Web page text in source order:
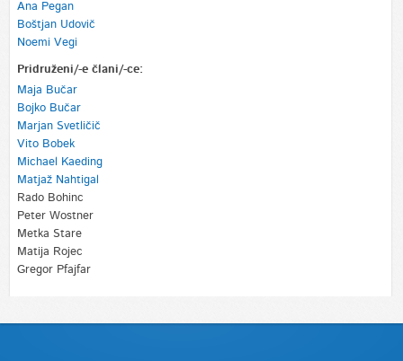
Ana Pegan
Boštjan Udovič
Noemi Vegi
Pridruženi/-e člani/-ce:
Maja Bučar
Bojko Bučar
Marjan Svetličič
Vito Bobek
Michael Kaeding
Matjaž Nahtigal
Rado Bohinc
Peter Wostner
Metka Stare
Matija Rojec
Gregor Pfajfar